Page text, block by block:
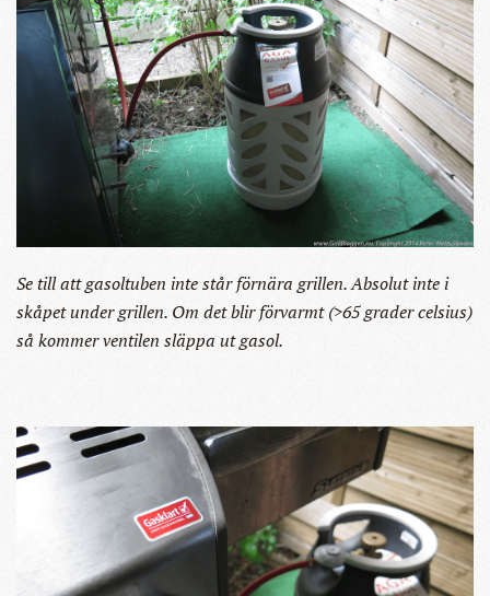
Se till att gasoltuben inte står förnära grillen. Absolut inte i
skåpet under grillen. Om det blir förvarmt (>65 grader celsius)
så kommer ventilen släppa ut gasol.